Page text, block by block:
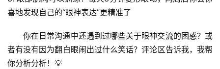
喜地发现自己的“眼神表达”更精准了
你在日常沟通中还遇到过哪些关于眼神交流的困惑？或
者有没有因为翻白眼闹出过什么笑话？评论区告诉我，我帮
你分析分析！💡